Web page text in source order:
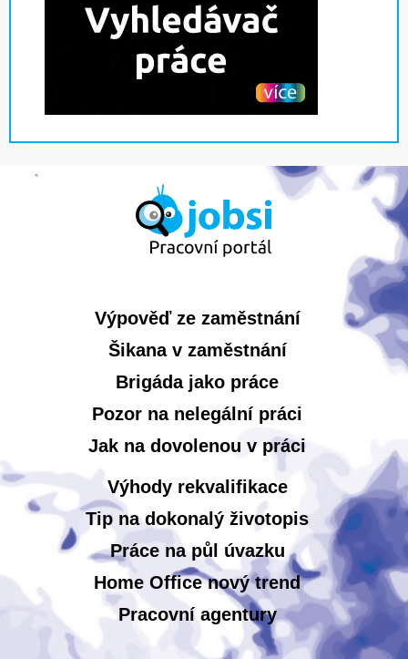
Výpověď ze zaměstnání
Šikana v zaměstnání
Brigáda jako práce
Pozor na nelegální práci
Jak na dovolenou v práci
Výhody rekvalifikace
Tip na dokonalý životopis
Práce na půl úvazku
Home Office nový trend
Pracovní agentury